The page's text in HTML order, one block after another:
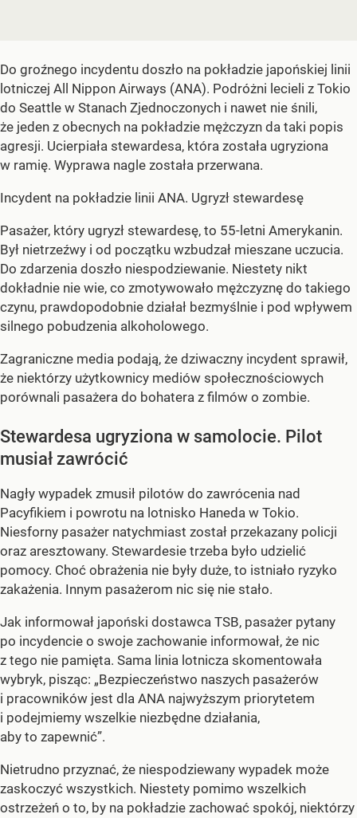
Do groźnego incydentu doszło na pokładzie japońskiej linii
lotniczej All Nippon Airways (ANA). Podróżni lecieli z Tokio
do Seattle w Stanach Zjednoczonych i nawet nie śnili,
że jeden z obecnych na pokładzie mężczyzn da taki popis
agresji. Ucierpiała stewardesa, która została ugryziona
w ramię. Wyprawa nagle została przerwana.
Incydent na pokładzie linii ANA. Ugryzł stewardesę
Pasażer, który ugryzł stewardesę, to 55-letni Amerykanin.
Był nietrzeźwy i od początku wzbudzał mieszane uczucia.
Do zdarzenia doszło niespodziewanie. Niestety nikt
dokładnie nie wie, co zmotywowało mężczyznę do takiego
czynu, prawdopodobnie działał bezmyślnie i pod wpływem
silnego pobudzenia alkoholowego.
Zagraniczne media podają, że dziwaczny incydent sprawił,
że niektórzy użytkownicy mediów społecznościowych
porównali pasażera do bohatera z filmów o zombie.
Stewardesa ugryziona w samolocie. Pilot
musiał zawrócić
Nagły wypadek zmusił pilotów do zawrócenia nad
Pacyfikiem i powrotu na lotnisko Haneda w Tokio.
Niesforny pasażer natychmiast został przekazany policji
oraz aresztowany. Stewardesie trzeba było udzielić
pomocy. Choć obrażenia nie były duże, to istniało ryzyko
zakażenia. Innym pasażerom nic się nie stało.
Jak informował japoński dostawca TSB, pasażer pytany
po incydencie o swoje zachowanie informował, że nic
z tego nie pamięta. Sama linia lotnicza skomentowała
wybryk, pisząc: „Bezpieczeństwo naszych pasażerów
i pracowników jest dla ANA najwyższym priorytetem
i podejmiemy wszelkie niezbędne działania,
aby to zapewnić”.
Nietrudno przyznać, że niespodziewany wypadek może
zaskoczyć wszystkich. Niestety pomimo wszelkich
ostrzeżeń o to, by na pokładzie zachować spokój, niektórzy